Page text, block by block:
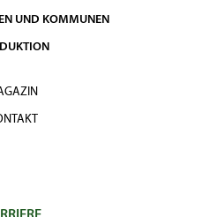
UND KOMMUNEN